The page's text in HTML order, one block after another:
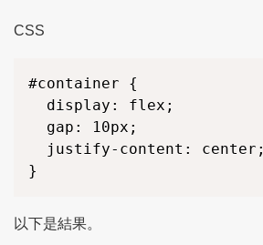
CSS
#container {
  display: flex;
  gap: 10px;
  justify-content: center;
}
以下是結果。